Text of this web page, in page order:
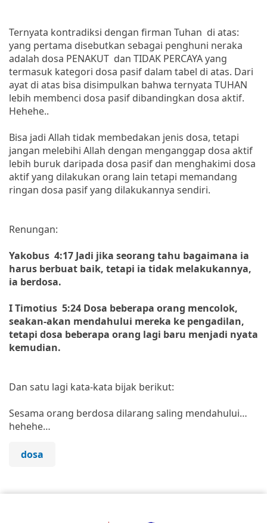
Ternyata kontradiksi dengan firman Tuhan di atas:
yang pertama disebutkan sebagai penghuni neraka
adalah dosa PENAKUT dan TIDAK PERCAYA yang
termasuk kategori dosa pasif dalam tabel di atas. Dari
ayat di atas bisa disimpulkan bahwa ternyata TUHAN
lebih membenci dosa pasif dibandingkan dosa aktif.
Hehehe..
Bisa jadi Allah tidak membedakan jenis dosa, tetapi
jangan melebihi Allah dengan menganggap dosa aktif
lebih buruk daripada dosa pasif dan menghakimi dosa
aktif yang dilakukan orang lain tetapi memandang
ringan dosa pasif yang dilakukannya sendiri.
Renungan:
Yakobus 4:17 Jadi jika seorang tahu bagaimana ia
harus berbuat baik, tetapi ia tidak melakukannya,
ia berdosa.
I Timotius 5:24 Dosa beberapa orang mencolok,
seakan-akan mendahului mereka ke pengadilan,
tetapi dosa beberapa orang lagi baru menjadi nyata
kemudian.
Dan satu lagi kata-kata bijak berikut:
Sesama orang berdosa dilarang saling mendahului…
hehehe…
dosa